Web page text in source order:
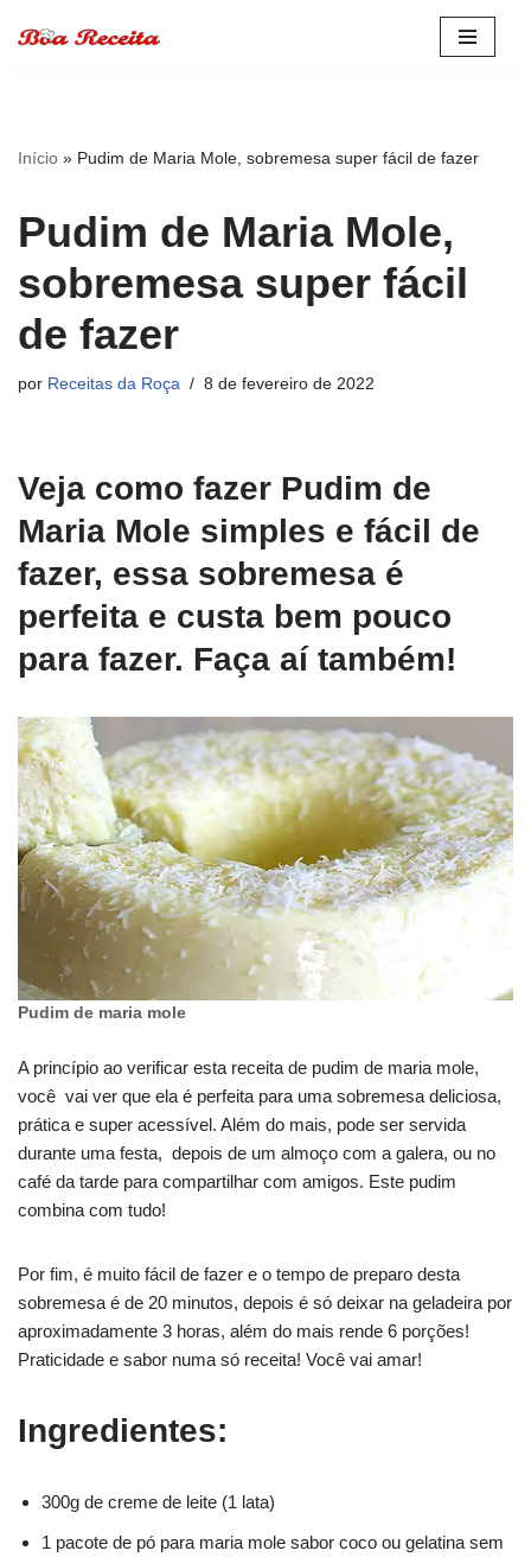
conteúdo
Início » Pudim de Maria Mole, sobremesa super fácil de fazer
Pudim de Maria Mole,
sobremesa super fácil
de fazer
por Receitas da Roça 8 de fevereiro de 2022
Veja como fazer Pudim de
Maria Mole simples e fácil de
fazer, essa sobremesa é
perfeita e custa bem pouco
para fazer. Faça aí também!
Pudim de maria mole
A princípio ao verificar esta receita de pudim de maria mole,
você vai ver que ela é perfeita para uma sobremesa deliciosa,
prática e super acessível. Além do mais, pode ser servida
durante uma festa, depois de um almoço com a galera, ou no
café da tarde para compartilhar com amigos. Este pudim
combina com tudo!
Por fim, é muito fácil de fazer e o tempo de preparo desta
sobremesa é de 20 minutos, depois é só deixar na geladeira por
aproximadamente 3 horas, além do mais rende 6 porções!
Praticidade e sabor numa só receita! Você vai amar!
Ingredientes:
300g de creme de leite (1 lata)
1 pacote de pó para maria mole sabor coco ou gelatina sem